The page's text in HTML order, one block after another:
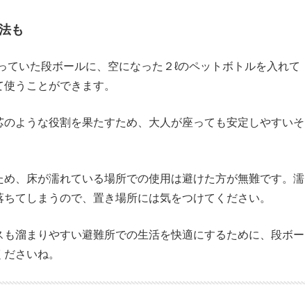
も
ていた段ボールに、空になった２ℓのペットボトルを入れて
うことができます。
ような役割を果たすため、大人が座っても安定しやすいそ
、床が濡れている場所での使用は避けた方が無難です。濡
てしまうので、置き場所には気をつけてください。
溜まりやすい避難所での生活を快適にするために、段ボー
さいね。